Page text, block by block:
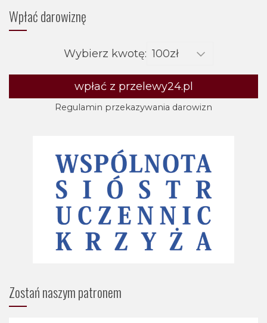
Wpłać darowiznę
Wybierz kwotę:
wpłać z przelewy24.pl
Regulamin przekazywania darowizn
Zostań naszym patronem